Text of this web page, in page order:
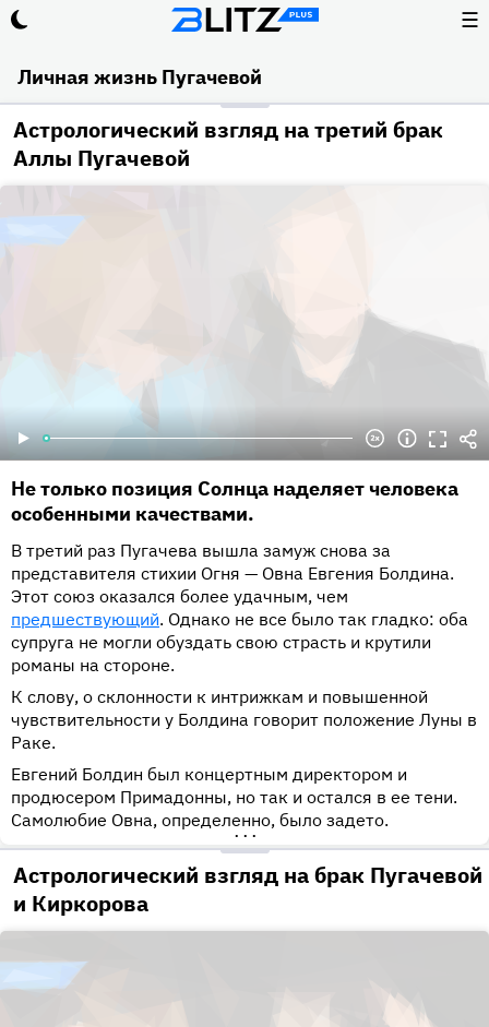
☰
Личная жизнь Пугачевой
Астрологический взгляд на третий брак
Аллы Пугачевой
Не только позиция Солнца наделяет человека
особенными качествами.
В третий раз Пугачева вышла замуж снова за
представителя стихии Огня — Овна Евгения Болдина.
Этот союз оказался более удачным, чем
предшествующий. Однако не все было так гладко: оба
супруга не могли обуздать свою страсть и крутили
романы на стороне.
К слову, о склонности к интрижкам и повышенной
чувствительности у Болдина говорит положение Луны в
Раке.
Евгений Болдин был концертным директором и
продюсером Примадонны, но так и остался в ее тени.
Самолюбие Овна, определенно, было задето.
•••
Астрологический взгляд на брак Пугачевой
и Киркорова